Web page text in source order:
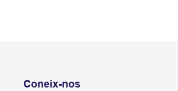
Coneix-nos